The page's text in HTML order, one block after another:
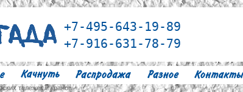
+7-495-643-19-89
+7-916-631-78-79
тележек и кранов